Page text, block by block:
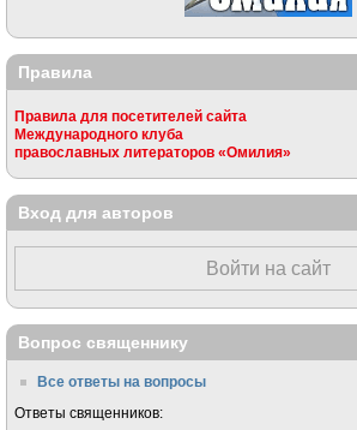
Правила
Правила для посетителей сайта
Международного клуба
православных литераторов «Омилия»
Вход для авторов
Войти на сайт
Вопрос священнику
Все ответы на вопросы
Ответы священников: